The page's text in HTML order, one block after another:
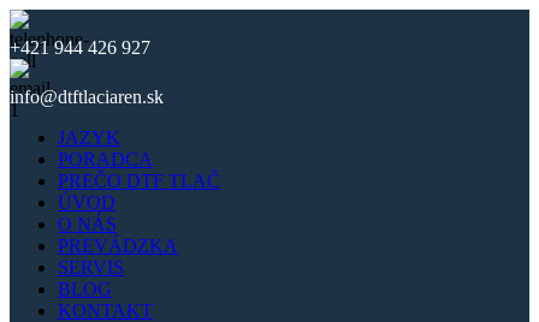
+421 944 426 927
info@dtftlaciaren.sk
JAZYK
PORADCA
PREČO DTF TLAČ
ÚVOD
O NÁS
PREVÁDZKA
SERVIS
BLOG
KONTAKT